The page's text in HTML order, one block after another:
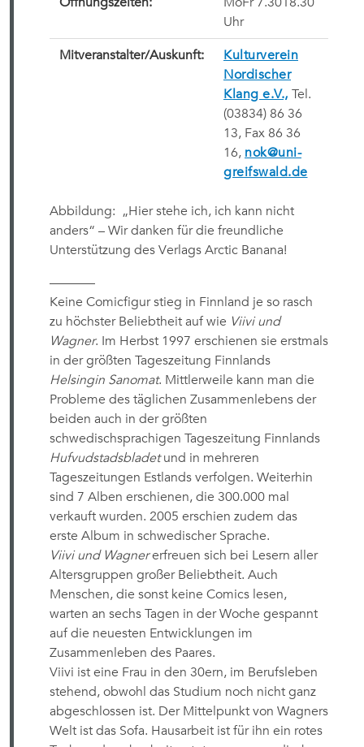
Uhr
Mitveranstalter/Auskunft:
Kulturverein
Nordischer
Klang e.V., Tel.
(03834) 86 36
13, Fax 86 36
16, nok@uni-
greifswald.de
Abbildung: „Hier stehe ich, ich kann nicht
anders“ – Wir danken für die freundliche
Unterstützung des Verlags Arctic Banana!
———–
Keine Comicfigur stieg in Finnland je so rasch
zu höchster Beliebtheit auf wie Viivi und
Wagner. Im Herbst 1997 erschienen sie erstmals
in der größten Tageszeitung Finnlands
Helsingin Sanomat. Mittlerweile kann man die
Probleme des täglichen Zusammenlebens der
beiden auch in der größten
schwedischsprachigen Tageszeitung Finnlands
Hufvudstadsbladetund in mehreren
Tageszeitungen Estlands verfolgen. Weiterhin
sind 7 Alben erschienen, die 300.000 mal
verkauft wurden. 2005 erschien zudem das
erste Album in schwedischer Sprache.
Viivi und Wagnererfreuen sich bei Lesern aller
Altersgruppen großer Beliebtheit. Auch
Menschen, die sonst keine Comics lesen,
warten an sechs Tagen in der Woche gespannt
auf die neuesten Entwicklungen im
Zusammenleben des Paares.
Viivi ist eine Frau in den 30ern, im Berufsleben
stehend, obwohl das Studium noch nicht ganz
abgeschlossen ist. Der Mittelpunkt von Wagners
Welt ist das Sofa. Hausarbeit ist für ihn ein rotes